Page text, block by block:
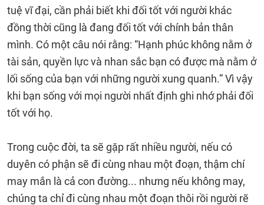
tuệ vĩ đại, cần phải biết khi đối tốt với người khác
đồng thời cũng là đang đối tốt với chính bản thân
mình. Có một câu nói rằng: “Hạnh phúc không nằm ở
tài sản, quyền lực và nhan sắc bạn có được mà nằm ở
lối sống của bạn với những người xung quanh.” Vì vậy
khi bạn sống với mọi người nhất định ghi nhớ phải đối
tốt với họ.
Trong cuộc đời, ta sẽ gặp rất nhiều người, nếu có
duyên có phận sẽ đi cùng nhau một đoạn, thậm chí
may mắn là cả con đường... nhưng nếu không may,
chúng ta chỉ đi cùng nhau một đoạn thôi rồi người rẽ